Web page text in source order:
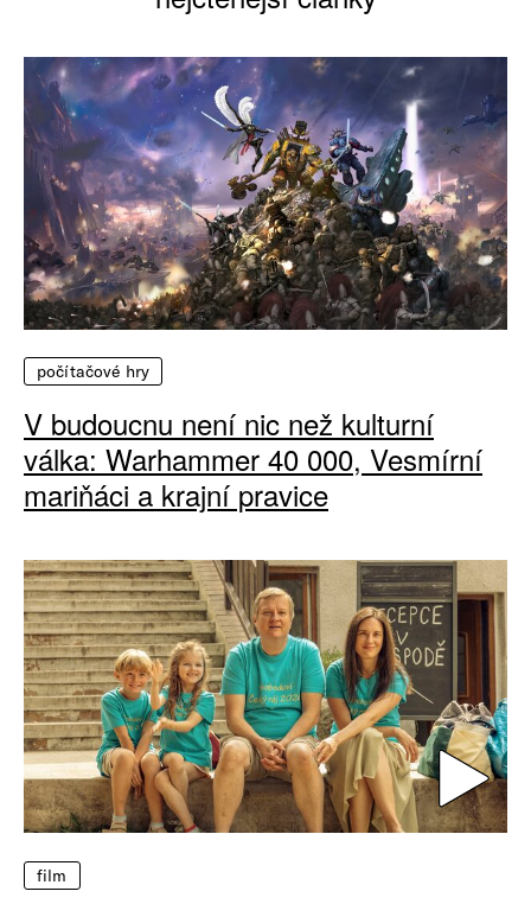
počítačové hry
V budoucnu není nic než kulturní
válka: Warhammer 40 000, Vesmírní
mariňáci a krajní pravice
film